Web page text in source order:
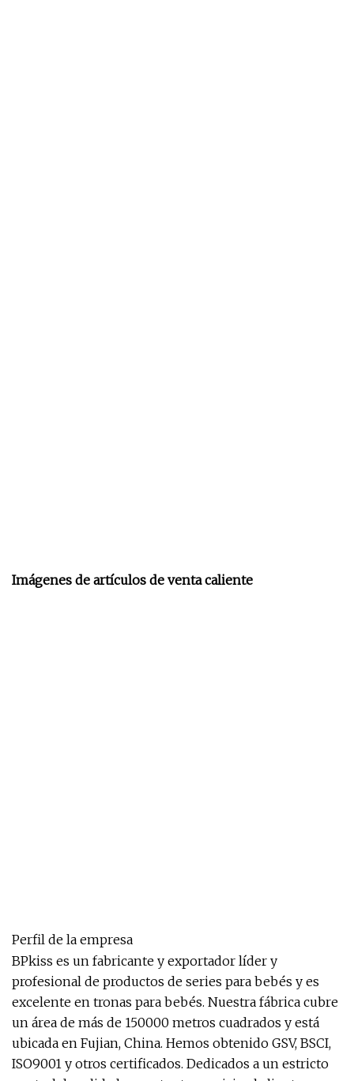
Imágenes de artículos de venta caliente
Perfil de la empresa
BPkiss es un fabricante y exportador líder y
profesional de productos de series para bebés y es
excelente en tronas para bebés. Nuestra fábrica cubre
un área de más de 150000 metros cuadrados y está
ubicada en Fujian, China. Hemos obtenido GSV, BSCI,
ISO9001 y otros certificados. Dedicados a un estricto